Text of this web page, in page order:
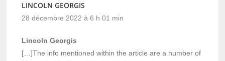
LINCOLN GEORGIS
28 décembre 2022 à 6 h 01 min
Lincoln Georgis
[…]The info mentioned within the article are a number of